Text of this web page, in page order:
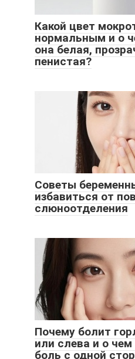
Какой цвет
нормальным и о
она белая,
пенистая?
Советы
избавиться от
слюноотделения
Почему болит
или слева и о чем
боль с одной